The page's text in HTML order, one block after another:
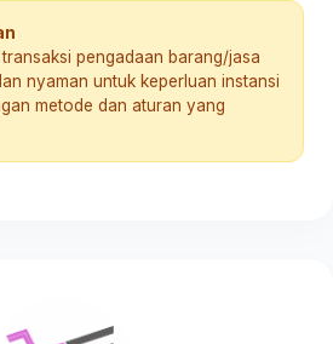
pengadaan barang/jasa
nyaman untuk keperluan instansi
metode dan aturan yang